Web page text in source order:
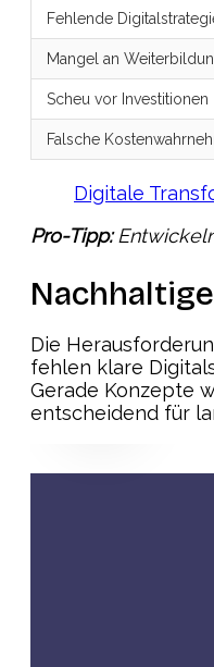
Fehlende
Mangel an
Scheu vor Investitionen
Falsche
Digitale
Pro-Tipp:
Die
fehlen klare
Gerade Konzepte
entscheidend für